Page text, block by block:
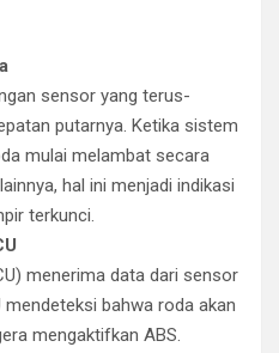
sensor yang terus-
putarnya. Ketika sistem
mulai melambat secara
hal ini menjadi indikasi
terkunci.
menerima data dari sensor
mendeteksi bahwa roda akan
mengaktifkan ABS.